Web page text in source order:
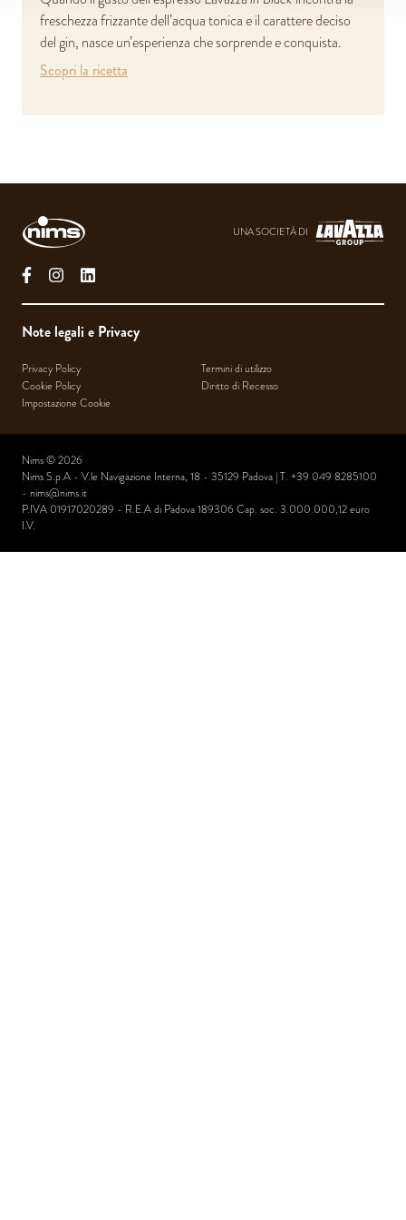
freschezza frizzante dell’acqua tonica e il carattere deciso
del gin, nasce un’esperienza che sorprende e conquista.
Scopri la ricetta
UNA SOCIETÀ DI
facebook
instagramlinkedin
Note legali e Privacy
Privacy Policy
Cookie Policy
Impostazione Cookie
Termini di utilizzo
Diritto di Recesso
Nims © 2026
Nims S.p.A - V.le Navigazione Interna, 18 - 35129 Padova | T. +39 049 8285100
- nims@nims.it
P.IVA 01917020289 - R.E.A di Padova 189306 Cap. soc. 3.000.000,12 euro
I.V.